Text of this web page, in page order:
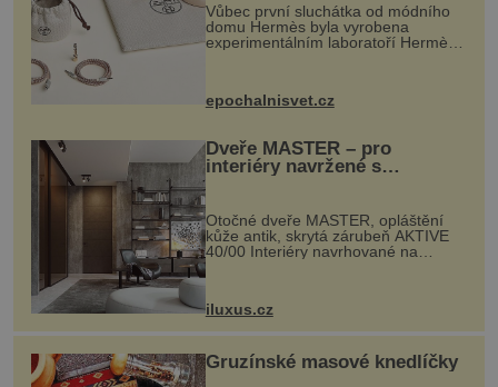
Vůbec první sluchátka od módního
domu Hermès byla vyrobena
experimentálním laboratoří Hermès
kovový...
epochalnisvet.cz
Dveře MASTER – pro
interiéry navržené s
rozumem i vášní!
Otočné dveře MASTER, opláštění
kůže antik, skrytá zárubeň AKTIVE
40/00 Interiéry navrhované na
zakázku často vyžadují atypické
rozměry nejen nábytku, ale i
dnes umož...
iluxus.cz
Gruzínské masové knedlíčky